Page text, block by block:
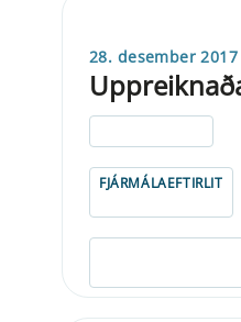
28. desember 2017
FJÁRMÁLAEFTIRLIT